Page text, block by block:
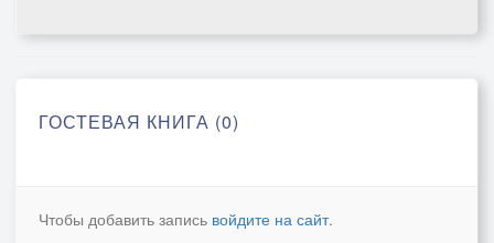
ГОСТЕВАЯ КНИГА (0)
Чтобы добавить запись войдите на сайт.